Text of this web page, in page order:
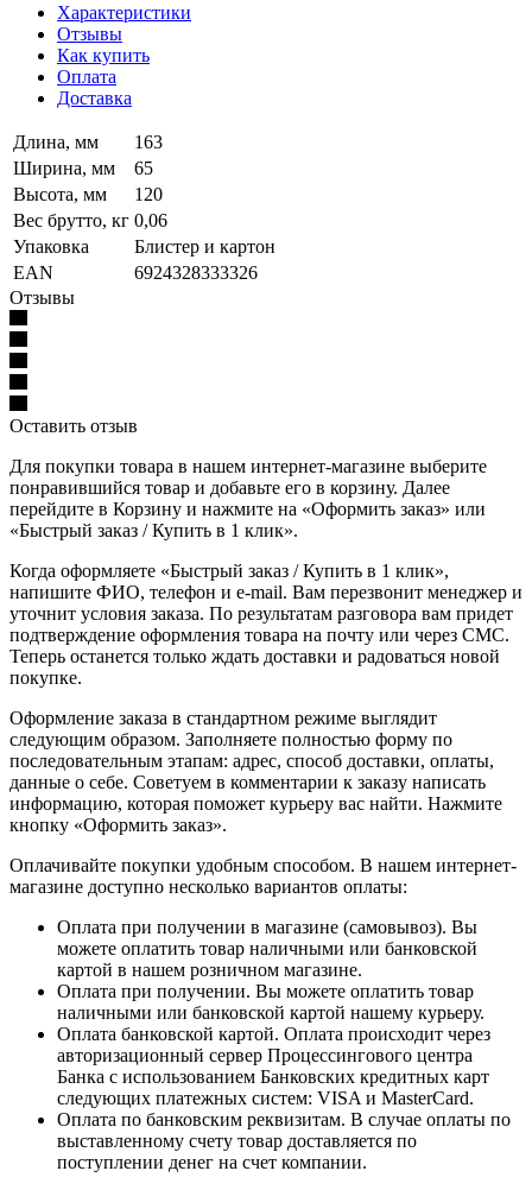
Характеристики
Отзывы
Как купить
Оплата
Доставка
Длина, мм
163
Ширина, мм
65
Высота, мм
120
Вес брутто, кг 0,06
Упаковка
Блистер и картон
EAN
6924328333326
Отзывы
Оставить отзыв
Для покупки товара в нашем интернет-магазине выберите
понравившийся товар и добавьте его в корзину. Далее
перейдите в Корзину и нажмите на «Оформить заказ» или
«Быстрый заказ / Купить в 1 клик».
Когда оформляете «Быстрый заказ / Купить в 1 клик»,
напишите ФИО, телефон и e-mail. Вам перезвонит менеджер и
уточнит условия заказа. По результатам разговора вам придет
подтверждение оформления товара на почту или через СМС.
Теперь останется только ждать доставки и радоваться новой
покупке.
Оформление заказа в стандартном режиме выглядит
следующим образом. Заполняете полностью форму по
последовательным этапам: адрес, способ доставки, оплаты,
данные о себе. Советуем в комментарии к заказу написать
информацию, которая поможет курьеру вас найти. Нажмите
кнопку «Оформить заказ».
Оплачивайте покупки удобным способом. В нашем интернет-
магазине доступно несколько вариантов оплаты:
Оплата при получении в магазине (самовывоз). Вы
можете оплатить товар наличными или банковской
картой в нашем розничном магазине.
Оплата при получении. Вы можете оплатить товар
наличными или банковской картой нашему курьеру.
Оплата банковской картой. Оплата происходит через
авторизационный сервер Процессингового центра
Банка с использованием Банковских кредитных карт
следующих платежных систем: VISA и MasterCard.
Оплата по банковским реквизитам. В случае оплаты по
выставленному счету товар доставляется по
поступлении денег на счет компании.